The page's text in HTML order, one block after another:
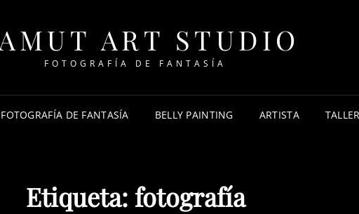
ART STUDIO
FOTOGRAFÍA DE FANTASÍA
FOTOGRAFÍA DE FANTASÍA BELLY PAINTING ARTISTA
Etiqueta: fotografía